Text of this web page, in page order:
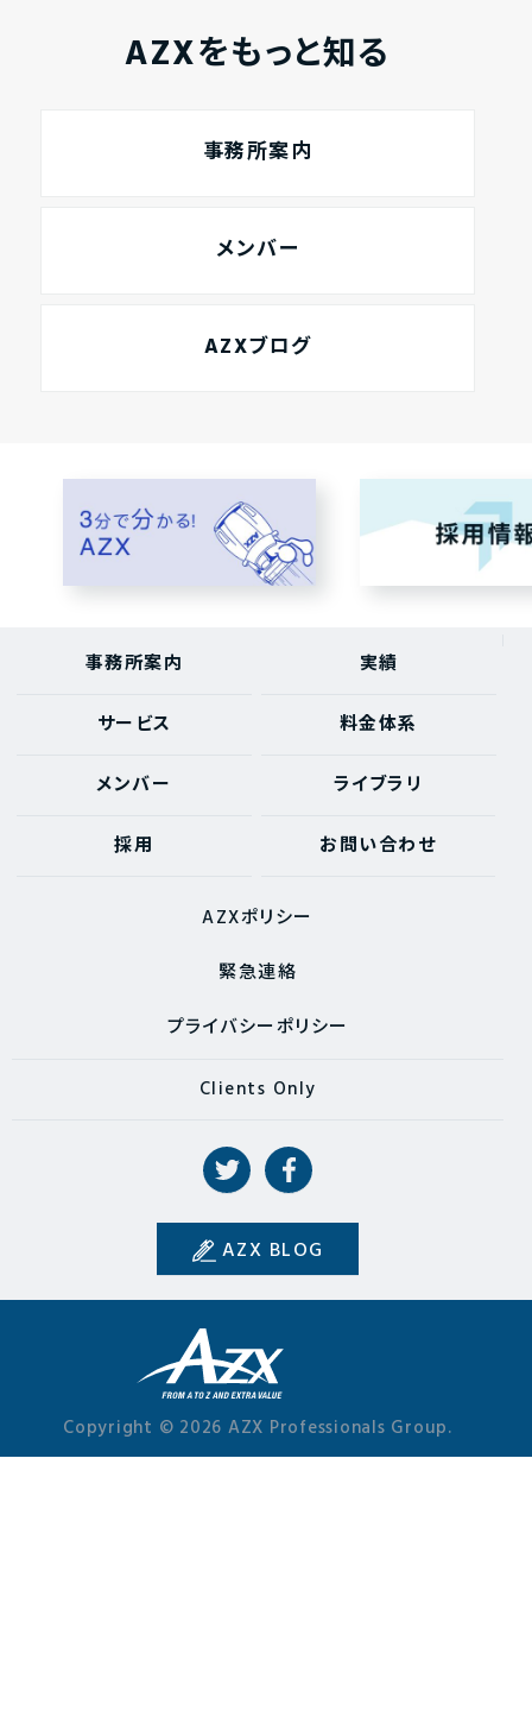
AZXをもっと知る
事務所案内
メンバー
AZXブログ
事務所案内 実績
サービス 料金体系
メンバー ライブラリ
採用 お問い合わせ
AZXポリシー
緊急連絡
プライバシーポリシー
Clients Only
AZX BLOG
Copyright © 2026 AZX Professionals Group.